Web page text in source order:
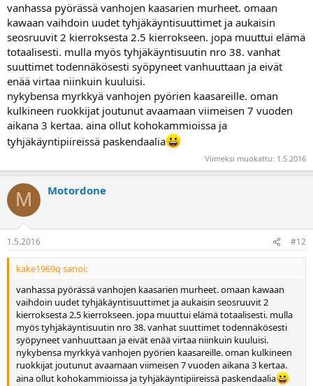
vanhassa pyörässä vanhojen kaasarien murheet. omaan
kawaan vaihdoin uudet tyhjäkäyntisuuttimet ja aukaisin
seosruuvit 2 kierroksesta 2.5 kierrokseen. jopa muuttui elämä
totaalisesti. mulla myös tyhjäkäyntisuutin nro 38. vanhat
suuttimet todennäkösesti syöpyneet vanhuuttaan ja eivät
enää virtaa niinkuin kuuluisi.
nykybensa myrkkyä vanhojen pyörien kaasareille. oman
kulkineen ruokkijat joutunut avaamaan viimeisen 7 vuoden
aikana 3 kertaa. aina ollut kohokammioissa ja
tyhjäkäyntipiireissä paskendaalia
Viimeksi muokattu: 1.5.2016
M Motordone
1.5.2016 #12
kake1969q sanoi:
vanhassa pyörässä vanhojen kaasarien murheet. omaan kawaan
vaihdoin uudet tyhjäkäyntisuuttimet ja aukaisin seosruuvit 2
kierroksesta 2.5 kierrokseen. jopa muuttui elämä totaalisesti. mulla
myös tyhjäkäyntisuutin nro 38. vanhat suuttimet todennäkösesti
syöpyneet vanhuuttaan ja eivät enää virtaa niinkuin kuuluisi.
nykybensa myrkkyä vanhojen pyörien kaasareille. oman kulkineen
ruokkijat joutunut avaamaan viimeisen 7 vuoden aikana 3 kertaa.
aina ollut kohokammioissa ja tyhjäkäyntipiireissä paskendaalia